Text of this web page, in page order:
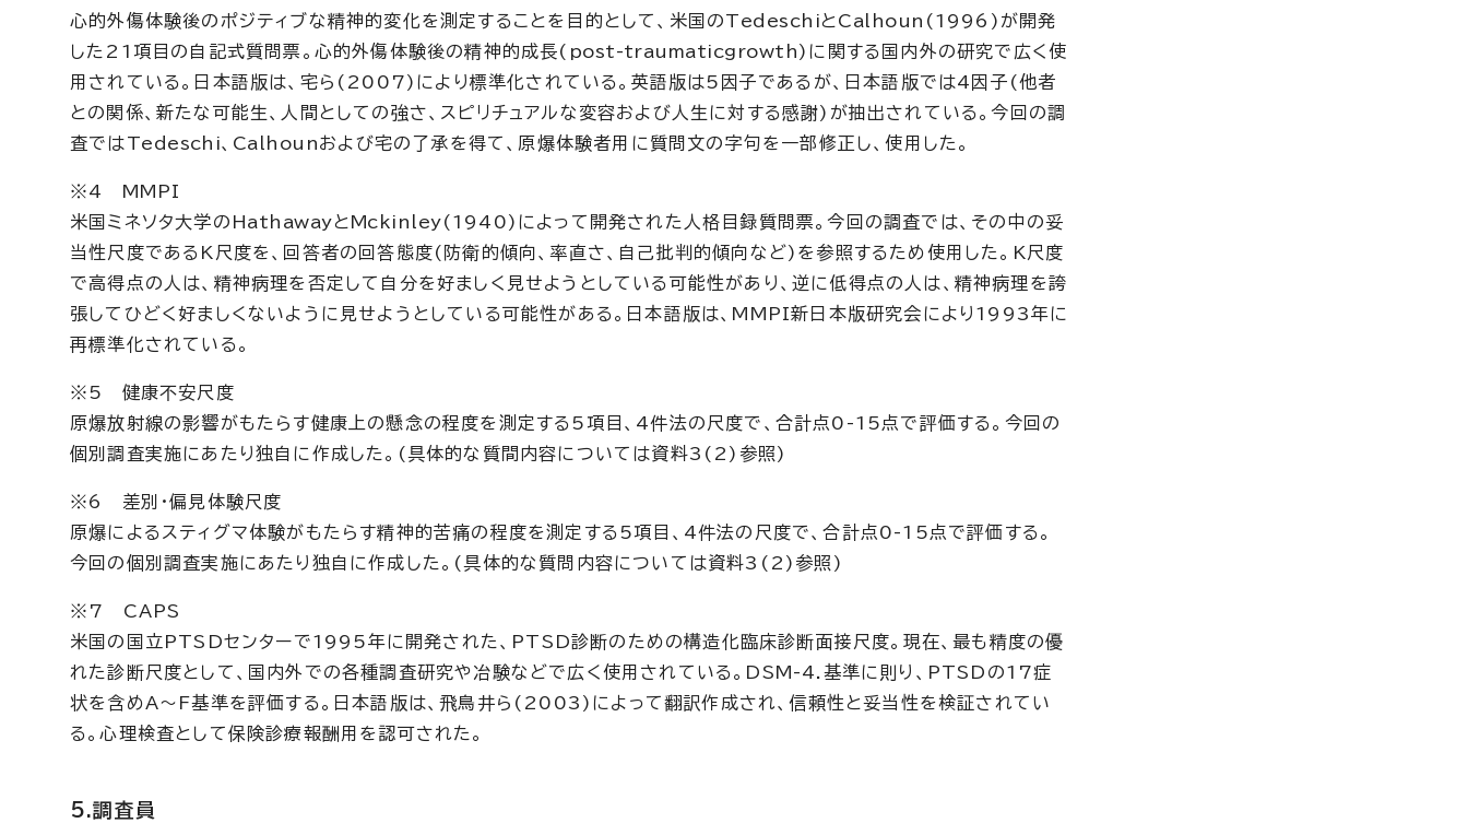
心的外傷体験後のポジティブな精神的変化を測定することを目的として、米国のTedeschiと Calhoun (1996)が開発
した21項目の自記式質問票。心的外傷体験後の精神的成長( post-traumaticgrowth)に関する国内外の研究で広く使
用されている。日本語版は、宅ら(2007)により標準化されている。英語版は5因子であるが、日本語版では4因子(他者
との関係、新たな可能生、人間としての強さ、スピリチュアルな変容および人生に対する感謝)が抽出されている。今回の調
査ではTedeschi、Calhounおよび宅の了承を得て、原爆体験者用に質問文の字句を一部修正し、使用した。
※4 MMPI
米国ミネソタ大学の Hathawayと Mckinley(1940)によって開発された人格目録質問票。今回の調査では、その中の妥
当性尺度であるK尺度を、回答者の回答態度(防衛的傾向、率直さ、自己批判的傾向など)を参照するため使用した。K尺度
で高得点の人は、精神病理を否定して自分を好ましく見せようとしている可能性があり、逆に低得点の人は、精神病理を誇
張してひどく好ましくないように見せようとしている可能性がある。日本語版は、MMPI新日本版研究会により1993年に
再標準化されている。
※5 健康不安尺度
原爆放射線の影響がもたらす健康上の懸念の程度を測定する5項目、4件法の尺度で、合計点0-15点で評価する。今回の
個別調査実施にあたり独自に作成した。(具体的な質間内容については資料3(2)参照)
※6 差別・偏見体験尺度
原爆によるスティグマ体験がもたらす精神的苦痛の程度を測定する5項目、4件法の尺度で、合計点0-15点で評価する。
今回の個別調査実施にあたり独自に作成した。(具体的な質問内容については資料3(2)参照)
※7 CAPS
米国の国立PTSDセンターで1995年に開発された、PTSD診断のための構造化臨床診断面接尺度。現在、最も精度の優
れた診断尺度として、国内外での各種調査研究や冶験などで広く使用されている。DSM-4.基準に則り、PTSDの17症
状を含めA～F基準を評価する。日本語版は、飛鳥井ら(2003)によって翻訳作成され、信頼性と妥当性を検証されてい
る。心理検査として保険診療報酬用を認可された。
5.調査員